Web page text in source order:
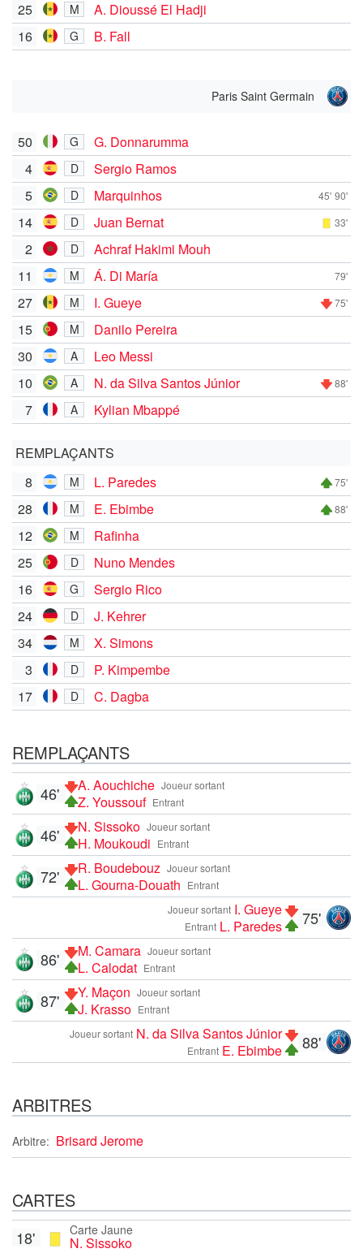
25 M
A. Dioussé El Hadji
16
G B. Fall
Paris Saint Germain
50 G
G. Donnarumma
4
D
Sergio Ramos
5
D Marquinhos 45' 90'
14 D Juan Bernat 33'
2 D
Achraf Hakimi Mouh
11
M Á. Di María 79'
27 M I. Gueye 75'
15 M
Danilo Pereira
30
A
Leo Messi
10
A N. da Silva Santos Júnior 88'
7 A Kylian Mbappé
REMPLAÇANTS
8
M L. Paredes 75'
28 M E. Ebimbe 88'
12 M
Rafinha
25
D
Nuno Mendes
16
G
Sergio Rico
24
D
J. Kehrer
34
M
X. Simons
3
D
P. Kimpembe
17
D C. Dagba
REMPLAÇANTS
Joueur sortant
A. Aouchiche
Entrant
Z. Youssouf
46'
Joueur sortant
N. Sissoko
Entrant
H. Moukoudi
46'
Joueur sortant
R. Boudebouz
Entrant
L. Gourna-Douath
72'
75'
Joueur sortant I. Gueye
Entrant L. Paredes
Joueur sortant
M. Camara
Entrant
L. Calodat
86'
Joueur sortant
Y. Maçon
Entrant
J. Krasso
87'
88'
Joueur sortant N. da Silva Santos Júnior
Entrant E. Ebimbe
ARBITRES
Arbitre: Brisard Jerome
CARTES
Carte Jaune
N. Sissoko
18'